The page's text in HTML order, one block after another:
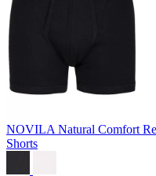
NOVILA Natural Comfort
Shorts